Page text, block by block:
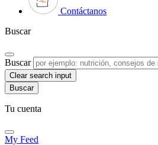
Contáctanos
Buscar
Buscar
Clear search input
Tu cuenta
My Feed